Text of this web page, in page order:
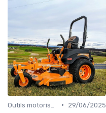
•
29/06/2025